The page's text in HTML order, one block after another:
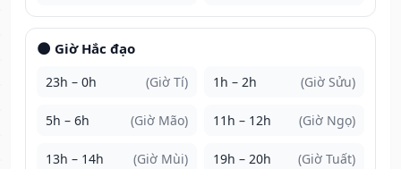
🌑 Giờ Hắc đạo
23h – 0h (Giờ Tí) 1h – 2h (Giờ Sửu)
5h – 6h (Giờ Mão) 11h – 12h (Giờ Ngọ)
13h – 14h (Giờ Mùi) 19h – 20h (Giờ Tuất)